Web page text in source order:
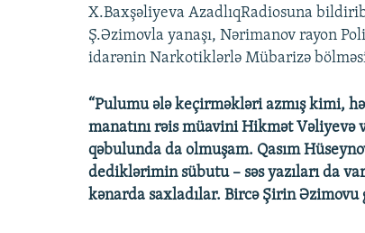
X.Baxşəliyeva AzadlıqRadiosuna
Ş.Əzimovla yanaşı, Nərimanov rayon
idarənin Narkotiklərlə Mübarizə
“Pulumu ələ keçirməkləri azmış kimi,
manatını rəis müavini Hikmət
qəbulunda da olmuşam. Qasım
dediklərimin sübutu – səs yazıları da
kənarda saxladılar. Bircə Şirin Əzimovu